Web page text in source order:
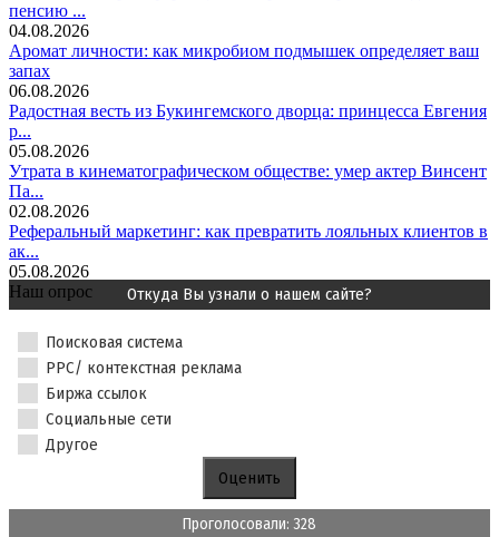
пенсию ...
04.08.2026
Аромат личности: как микробиом подмышек определяет ваш
запах
06.08.2026
Радостная весть из Букингемского дворца: принцесса Евгения
р...
05.08.2026
Утрата в кинематографическом обществе: умер актер Винсент
Па...
02.08.2026
Реферальный маркетинг: как превратить лояльных клиентов в
ак...
05.08.2026
Наш опрос
Откуда Вы узнали о нашем сайте?
Поисковая система
PPC/ контекстная реклама
Биржа ссылок
Социальные сети
Другое
Проголосовали: 328